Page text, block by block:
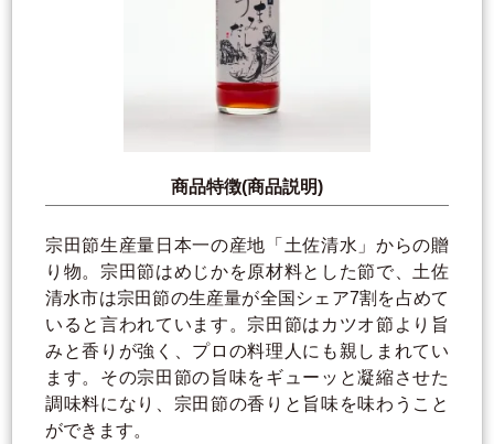
商品特徴(商品説明)
宗田節生産量日本一の産地「土佐清水」からの贈
り物。宗田節はめじかを原材料とした節で、土佐
清水市は宗田節の生産量が全国シェア7割を占めて
いると言われています。宗田節はカツオ節より旨
みと香りが強く、プロの料理人にも親しまれてい
ます。その宗田節の旨味をギューッと凝縮させた
調味料になり、宗田節の香りと旨味を味わうこと
ができます。